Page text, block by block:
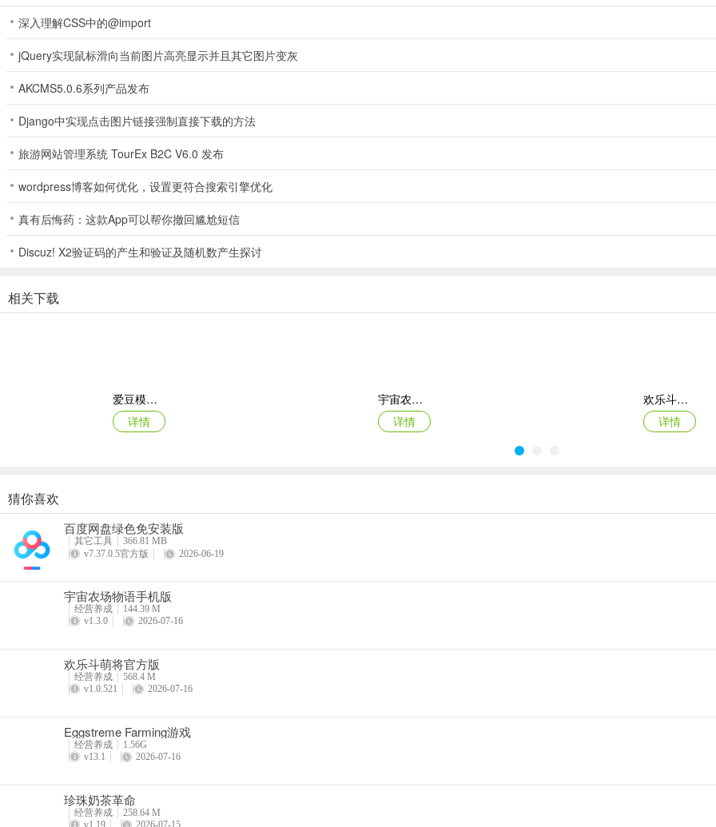
问：如何砍伐树木？
问：游戏有哪些特色？
答：有逼真的伐木和砍伐体验，第一人称伐木工视角，皮卡车和木材运输，木材加工和锯木厂系统，树枝移除和树木清理，木材工业发展，林
售木材等。
深入理解CSS中的@import
jQuery实现鼠标滑向当前图片高亮显示并且其它图片变灰
AKCMS5.0.6系列产品发布
Django中实现点击图片链接强制直接下载的方法
旅游网站管理系统 TourEx B2C V6.0 发布
wordpress博客如何优化，设置更符合搜索引擎优化
真有后悔药：这款App可以帮你撤回尴尬短信
Discuz! X2验证码的产生和验证及随机数产生探讨
相关下载
爱豆模拟器
详情
宇宙农场物语手机版
详情
欢乐斗萌将官方版
详情
珍珠奶茶革命
详情
烹饪环游记
王座守护者
猜你喜欢
百度网盘绿色免安装版
其它工具
366.81 MB
v7.37.0.5官方版
2026-06-19
宇宙农场物语手机版
经营养成
144.39 M
v1.3.0
2026-07-16
欢乐斗萌将官方版
经营养成
568.4 M
v1.0.521
2026-07-16
Eggstreme Farming游戏
经营养成
1.56G
v13.1
2026-07-16
珍珠奶茶革命
经营养成
258.64 M
v1.19
2026-07-15